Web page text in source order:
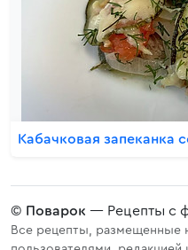
Кабачковая запеканка
© Поварок — Рецепты с
Все рецепты, размещенные